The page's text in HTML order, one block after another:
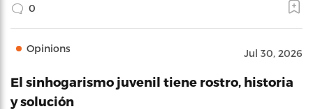
0
Opinions Jul 30, 2026
El sinhogarismo juvenil tiene rostro, historia
y solución